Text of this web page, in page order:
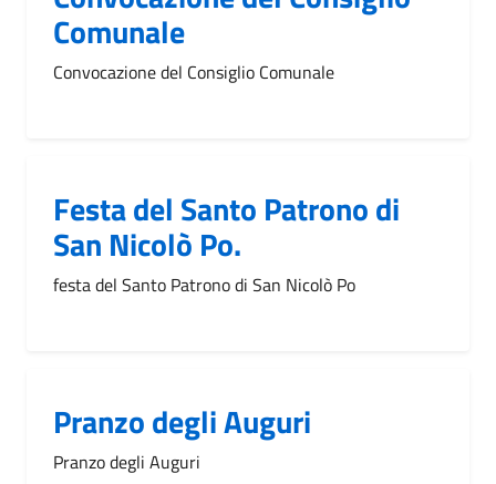
Comunale
Convocazione del Consiglio Comunale
Festa del Santo Patrono di
San Nicolò Po.
festa del Santo Patrono di San Nicolò Po
Pranzo degli Auguri
Pranzo degli Auguri